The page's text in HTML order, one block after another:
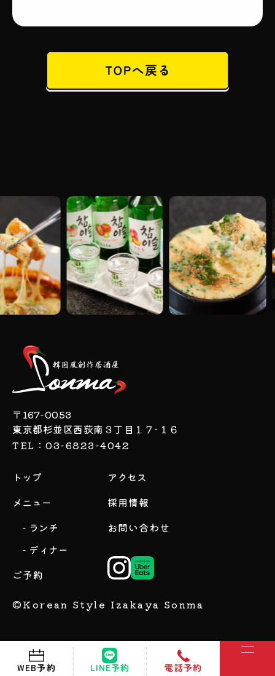
〒167-0053
東京都杉並区西荻南３丁目１７−１６
TEL：03-6823-4042
トップ
メニュー
- ランチ
- ディナー
ご予約
アクセス
採用情報
お問い合わせ
©Korean Style Izakaya Sonma
WEB予約 LINE予約 電話予約